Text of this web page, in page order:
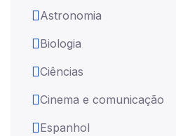
Astronomia
Biologia
Ciências
Cinema e comunicação
Espanhol